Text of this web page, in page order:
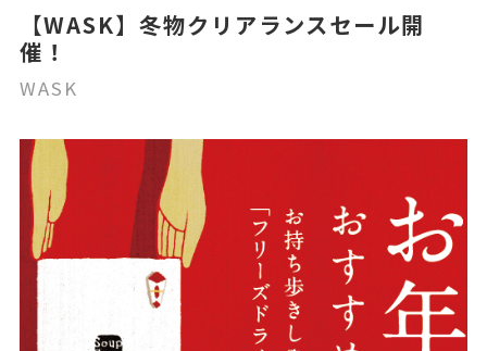
【WASK】冬物クリアランスセール開
催！
WASK